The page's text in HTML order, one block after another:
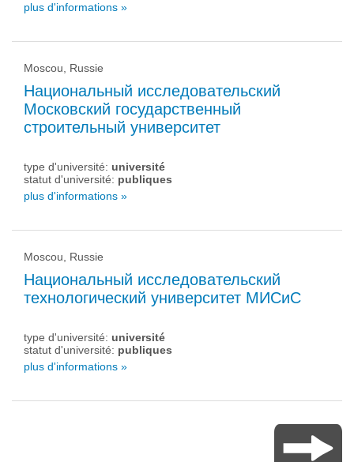
plus d'informations »
Moscou, Russie
Национальный исследовательский
Московский государственный
строительный университет
type d'université: université
statut d'université: publiques
plus d'informations »
Moscou, Russie
Национальный исследовательский
технологический университет МИСиС
type d'université: université
statut d'université: publiques
plus d'informations »